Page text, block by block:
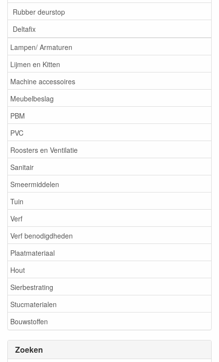
Rubber deurstop
Deltafix
Lampen/ Armaturen
Lijmen en Kitten
Machine accessoires
Meubelbeslag
PBM
PVC
Roosters en Ventilatie
Sanitair
Smeermiddelen
Tuin
Verf
Verf benodigdheden
Plaatmateriaal
Hout
Sierbestrating
Stucmaterialen
Bouwstoffen
Zoeken